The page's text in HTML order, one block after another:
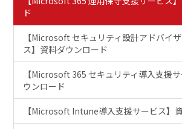
ド
【Microsoft セキュリティ設計アドバイ
ス】資料ダウンロード
【Microsoft 365 セキュリティ導入支援
ウンロード
【Microsoft Intune導入支援サービス】